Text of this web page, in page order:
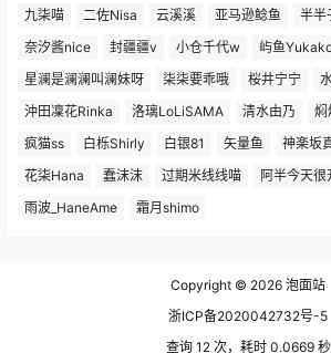
九柒喵
二佐Nisa 云溪溪 亚马逊鲶鱼 半半
奈汐酱nice
封疆疆v 小仓千代w 屿鱼
星澜是澜澜叫澜妹呀
柒柒要乖哦 桜井宁宁
沖田凜花Rinka
洛璃LoLiSAMA 清水由乃 焖
疯猫ss
白栎Shirly 白银81 矢量鱼 神楽坂
花柒Hana
蠢沫沫 过期米线线喵 阿半今天很
雨波_HaneAme
霜月shimo
Copyright © 2026 泡面站
浙ICP备2020042732号-5
查询 12 次，耗时 0.0669 秒